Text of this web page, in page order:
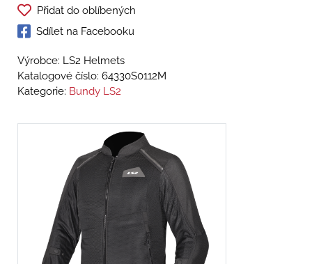
Přidat do oblíbených
Sdílet na Facebooku
Výrobce: LS2 Helmets
Katalogové číslo: 64330S0112M
Kategorie: Bundy LS2